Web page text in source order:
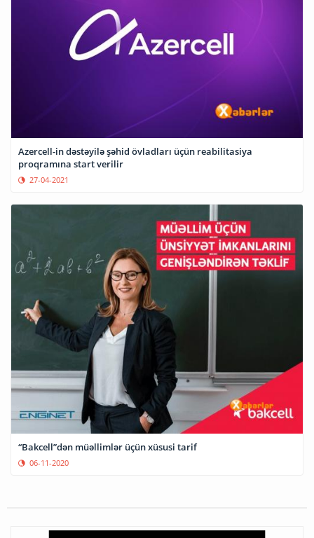
Azercell-in dəstəyilə şəhid övladları üçün reabilitasiya
proqramına start verilir
27-04-2021
“Bakcell”dən müəllimlər üçün xüsusi tarif
06-11-2020